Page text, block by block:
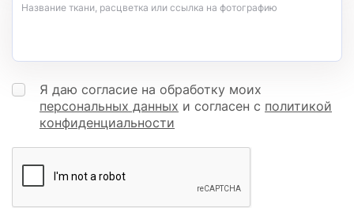
Название ткани, расцветка или ссылка на фотографию
Я даю согласие на обработку моих
персональных данных и согласен с политикой
конфиденциальности